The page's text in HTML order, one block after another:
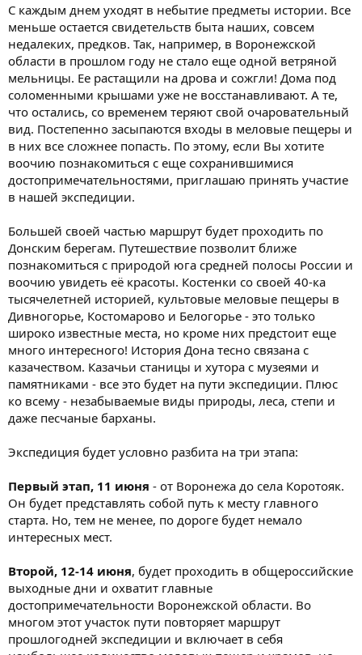
С каждым днем уходят в небытие предметы истории. Все
меньше остается свидетельств быта наших, совсем
недалеких, предков. Так, например, в Воронежской
области в прошлом году не стало еще одной ветряной
мельницы. Ее растащили на дрова и сожгли! Дома под
соломенными крышами уже не восстанавливают. А те,
что остались, со временем теряют свой очаровательный
вид. Постепенно засыпаются входы в меловые пещеры и
в них все сложнее попасть. По этому, если Вы хотите
воочию познакомиться с еще сохранившимися
достопримечательностями, приглашаю принять участие
в нашей экспедиции.
Большей своей частью маршрут будет проходить по
Донским берегам. Путешествие позволит ближе
познакомиться с природой юга средней полосы России и
воочию увидеть её красоты. Костенки со своей 40-ка
тысячелетней историей, культовые меловые пещеры в
Дивногорье, Костомарово и Белогорье - это только
широко известные места, но кроме них предстоит еще
много интересного! История Дона тесно связана с
казачеством. Казачьи станицы и хутора с музеями и
памятниками - все это будет на пути экспедиции. Плюс
ко всему - незабываемые виды природы, леса, степи и
даже песчаные барханы.
Экспедиция будет условно разбита на три этапа:
Первый этап, 11 июня - от Воронежа до села Коротояк.
Он будет представлять собой путь к месту главного
старта. Но, тем не менее, по дороге будет немало
интересных мест.
Второй, 12-14 июня, будет проходить в общероссийские
выходные дни и охватит главные
достопримечательности Воронежской области. Во
многом этот участок пути повторяет маршрут
прошлогодней экспедиции и включает в себя